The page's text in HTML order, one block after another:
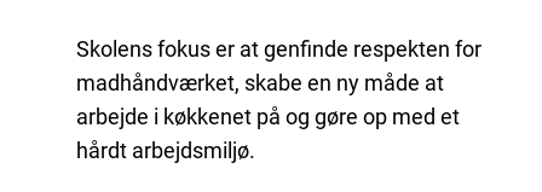
Skolens fokus er at genfinde respekten for
madhåndværket, skabe en ny måde at
arbejde i køkkenet på og gøre op med et
hårdt arbejdsmiljø.